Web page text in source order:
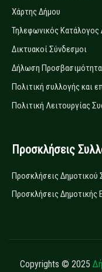
Χάρτης Δήμου
Τηλεφωνικός Κατάλογος
Δικτυακοί Σύνδεσμοι
Δήλωση
Πολιτική συλλογής και
Πολιτική Λειτουργίας
Προσκλήσεις
Προσκλήσεις Δημοτικού
Προσκλήσεις Δημοτικής
Copyrights © 2025